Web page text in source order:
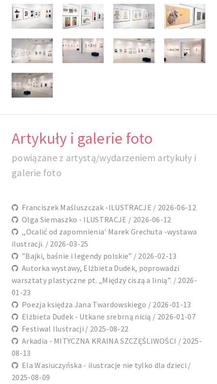
Artykuły i galerie foto
powiązane z artystą/wydarzeniem artykuły i
galerie foto
Franciszek Maśluszczak -ILUSTRACJE / 2026-06-12
Olga Siemaszko - ILUSTRACJE / 2026-06-12
,,Ocalić od zapomnienia' Marek Grechuta -wystawa
ilustracji. / 2026-03-25
”Bajki, baśnie i legendy polskie” / 2026-02-13
Autorka wystawy, Elżbieta Dudek, poprowadzi
warsztaty plastyczne pt. „Między ciszą a linią”. / 2026-
01-23
Poezja księdza Jana Twardowskiego / 2026-01-13
Elżbieta Dudek - Utkane srebrną nicią / 2026-01-07
Festiwal Ilustracji / 2025-08-22
Arkadia - MITYCZNA KRAINA SZCZĘŚLIWOŚCI / 2025-
08-13
Ela Wasiuczyńska - ilustracje nie tylko dla dzieci /
2025-08-09